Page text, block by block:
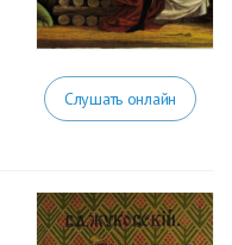
Слушать онлайн